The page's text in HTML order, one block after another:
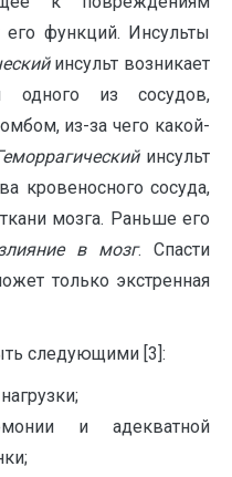
его функций. Инсульты
инсульт возникает
одного из сосудов,
из-за чего какой-
инсульт
кровеносного сосуда,
мозга. Раньше его
в мозг. Спасти
только экстренная
следующими [3]:
и адекватной